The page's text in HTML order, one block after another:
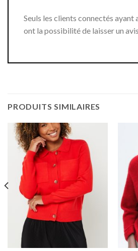
Seuls les clients connectés
ont la possibilité de laisser un
PRODUITS SIMILAIRES